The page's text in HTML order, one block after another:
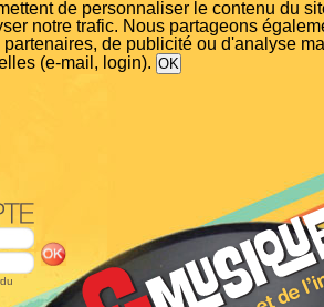
de personnaliser le contenu du
notre trafic. Nous partageons
de publicité ou d'analyse
(e-mail, login).